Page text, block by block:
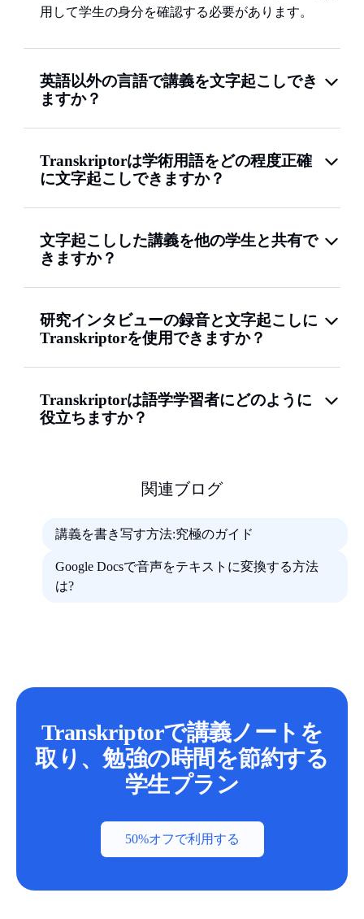
用して学生の身分を確認する必要があります。
英語以外の言語で講義を文字起こしでき
ますか？
Transkriptorは学術用語をどの程度正確
に文字起こしできますか？
文字起こしした講義を他の学生と共有で
きますか？
研究インタビューの録音と文字起こしに
Transkriptorを使用できますか？
Transkriptorは語学学習者にどのように
役立ちますか？
関連ブログ
講義を書き写す方法:究極のガイド
Google Docsで音声をテキストに変換する方法
は?
Transkriptorで講義ノートを
取り、勉強の時間を節約する
学生プラン
50%オフで利用する